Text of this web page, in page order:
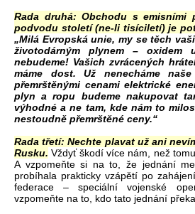
Rada druhá: Obchodu s emisními
podvodu století (ne-li tisíciletí) je
„Milá Evropská unie, my se těch
životodárným plynem – oxidem
nebudeme! Vašich zvrácených
máme dost. Už nenecháme
přemrštěnými cenami elektrické
plyn a ropu budeme nakupovat
výhodné a ne tam, kde nám to
nestoudně přemrštěné ceny.“
Rada třetí: Nechte plavat už ani
Rusku. Vždyť škodí více nám, než
A vzpomeňte si na to, že jednání
probíhala prakticky vzápětí po
federace – speciální vojenské
vzpomeňte na to, kdo tato jednání